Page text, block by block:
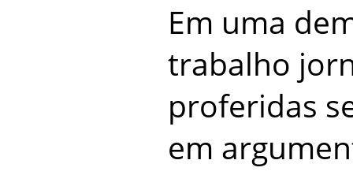
Em uma
trabalho
proferidas
em